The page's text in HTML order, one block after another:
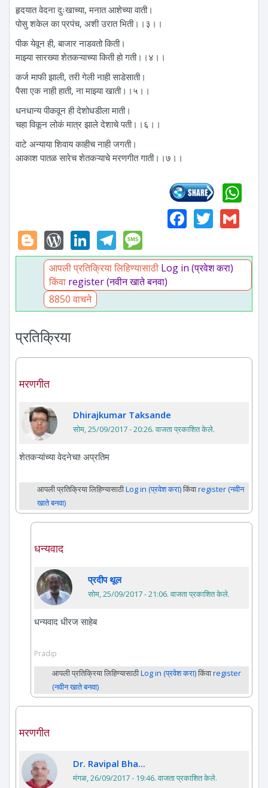
हृदयात वेदना दुःखाच्या, मनात आशेच्या वाती।
पोसु शकेल का प्रपंच, अशी उरात भिती।।३।।
पीक येवून ही, बाजार नाडवतो किती।
माझ्या सारख्या शेतकऱ्याच्या किती हो गती।।४।।
कर्ज माफी झाली, तरी गेली नाही साडेसाती।
पैसा एक नाही हाती, ना माझ्या खाती।।५।।
धनधान्य पीकवून ही देशोधडीला माती।
चहा विकून लोकं मात्र झाले देशाचे पती।।६।।
वाटे अन्याया शिवाय काहीच नाही जगती।
आकाश पातळ सारेच शेतकऱ्याचे मरणगीत गाती।।७।।
Blogger
WordPress
LinkedIn
Telegram
आपली प्रतिक्रिया लिहिण्यासाठी Log in (प्रवेश करा)
किंवा register (नवीन खाते बनवा)
8850 वाचने
प्रतिक्रिया
मरणगीत
Dhirajkumar Taksande
सोम, 25/09/2017 - 20:26. वाजता प्रकाशित केले.
शेतकऱ्यांच्या वेदनेचा! अप्रतिम
आपली प्रतिक्रिया लिहिण्यासाठीLog in (प्रवेश करा)किंवाregister (नवीन
खाते बनवा)
धन्यवाद
प्रदीप थूल
सोम, 25/09/2017 - 21:06. वाजता प्रकाशित केले.
धन्यवाद धीरज साहेब
Pradip
आपली प्रतिक्रिया लिहिण्यासाठीLog in (प्रवेश करा)किंवाregister
(नवीन खाते बनवा)
मरणगीत
Dr. Ravipal Bha...
मंगळ, 26/09/2017 - 19:46. वाजता प्रकाशित केले.